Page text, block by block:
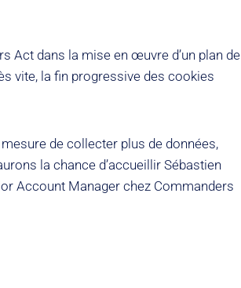
Act dans la mise en œuvre d’un plan de
vite, la fin progressive des cookies
de collecter plus de données,
la chance d’accueillir Sébastien
Account Manager chez Commanders